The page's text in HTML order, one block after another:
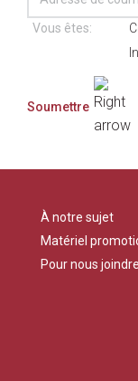
Vous êtes:
À notre sujet
Matériel
Pour nous joindre